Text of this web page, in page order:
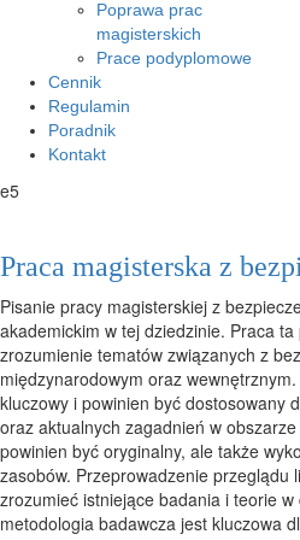
Poprawa prac
magisterskich
Prace podyplomowe
Cennik
Regulamin
Poradnik
Kontakt
e5
Praca magisterska z
Pisanie pracy magisterskiej z
akademickim w tej dziedzinie. Praca
zrozumienie tematów związanych z
międzynarodowym oraz
kluczowy i powinien być dostosowany
oraz aktualnych zagadnień w
powinien być oryginalny, ale także
zasobów. Przeprowadzenie przeglądu
zrozumieć istniejące badania i teorie w
metodologia badawcza jest kluczowa